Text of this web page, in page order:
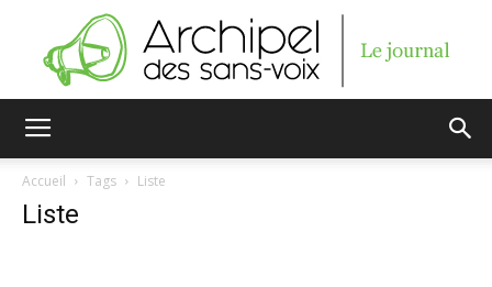
Accueil Tags Liste
Liste